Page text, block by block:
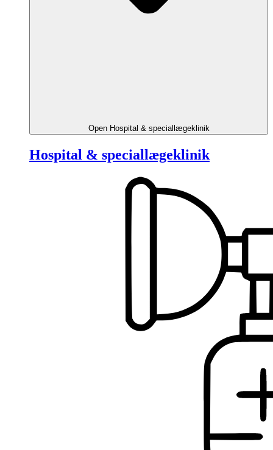
Open Hospital & speciallægeklinik
Hospital & speciallægeklinik